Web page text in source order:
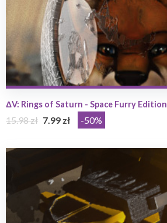
ΔV: Rings of Saturn - Space Furry Edition
15.98 zł 7.99 zł -50%